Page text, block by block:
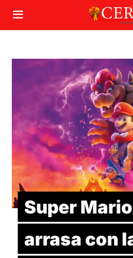
Super
arrasa con